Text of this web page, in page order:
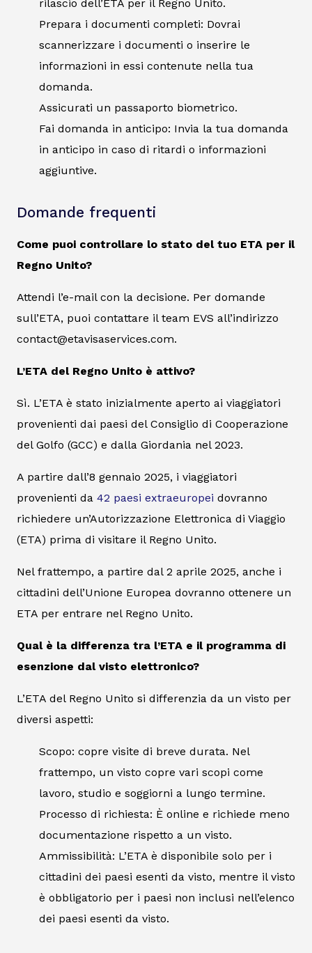
rilascio dell’ETA per il Regno Unito.
Prepara i documenti completi: Dovrai
scannerizzare i documenti o inserire le
informazioni in essi contenute nella tua
domanda.
Assicurati un passaporto biometrico.
Fai domanda in anticipo: Invia la tua domanda
in anticipo in caso di ritardi o informazioni
aggiuntive.
Domande frequenti
Come puoi controllare lo stato del tuo ETA per il
Regno Unito?
Attendi l’e-mail con la decisione. Per domande
sull’ETA, puoi contattare il team EVS all’indirizzo
contact@etavisaservices.com.
L’ETA del Regno Unito è attivo?
Sì. L’ETA è stato inizialmente aperto ai viaggiatori
provenienti dai paesi del Consiglio di Cooperazione
del Golfo (GCC) e dalla Giordania nel 2023.
A partire dall’8 gennaio 2025, i viaggiatori
provenienti da 42 paesi extraeuropei dovranno
richiedere un’Autorizzazione Elettronica di Viaggio
(ETA) prima di visitare il Regno Unito.
Nel frattempo, a partire dal 2 aprile 2025, anche i
cittadini dell’Unione Europea dovranno ottenere un
ETA per entrare nel Regno Unito.
Qual è la differenza tra l’ETA e il programma di
esenzione dal visto elettronico?
L’ETA del Regno Unito si differenzia da un visto per
diversi aspetti:
Scopo: copre visite di breve durata. Nel
frattempo, un visto copre vari scopi come
lavoro, studio e soggiorni a lungo termine.
Processo di richiesta: È online e richiede meno
documentazione rispetto a un visto.
Ammissibilità: L’ETA è disponibile solo per i
cittadini dei paesi esenti da visto, mentre il visto
è obbligatorio per i paesi non inclusi nell’elenco
dei paesi esenti da visto.